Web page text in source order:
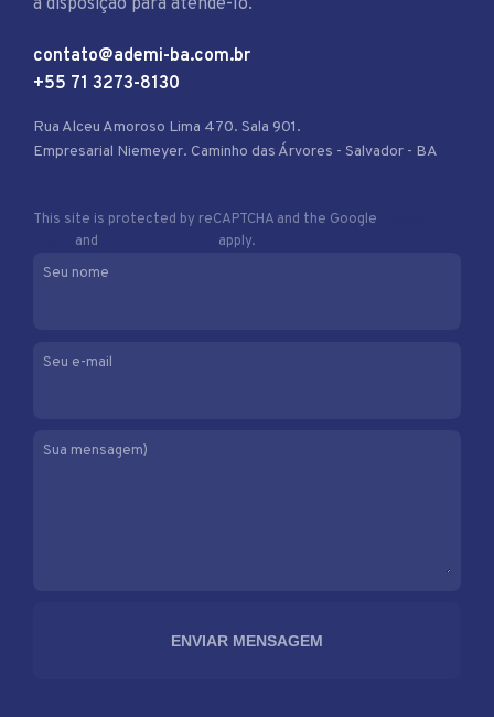
à disposição para atendê-lo.
contato@ademi-ba.com.br
+55 71 3273-8130
Rua Alceu Amoroso Lima 470. Sala 901.
Empresarial Niemeyer. Caminho das Árvores - Salvador - BA
This site is protected by reCAPTCHA and the Google
and
apply.
Seu nome
Seu e-mail
Sua mensagem)